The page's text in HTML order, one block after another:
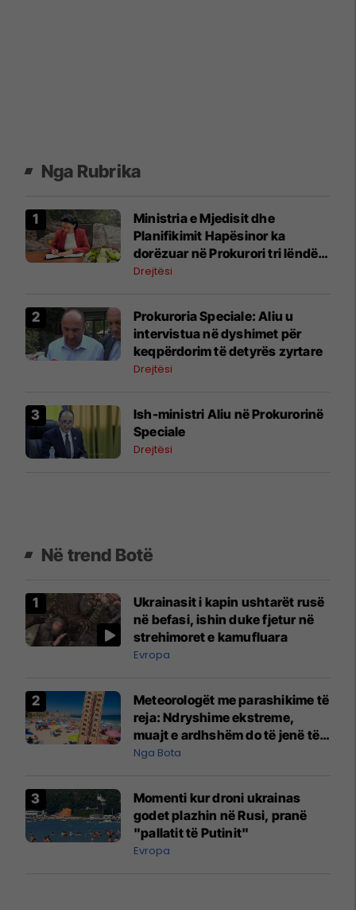
Nga Rubrika
Ministria e Mjedisit dhe
Planifikimit Hapësinor ka
dorëzuar në Prokurori tri lëndë,
nën dyshimet për shpronësim
Drejtësi
Prokuroria Speciale: Aliu u
intervistua në dyshimet për
keqpërdorim të detyrës zyrtare
Drejtësi
Ish-ministri ​Aliu në Prokurorinë
Speciale
Drejtësi
Në trend Botë
Ukrainasit i kapin ushtarët rusë
në befasi, ishin duke fjetur në
strehimoret e kamufluara
Evropa
Meteorologët me parashikime të
reja: Ndryshime ekstreme,
muajt e ardhshëm do të jenë të
pazakontë
Nga Bota
Momenti kur droni ukrainas
godet plazhin në Rusi, pranë
"pallatit të Putinit"
Evropa